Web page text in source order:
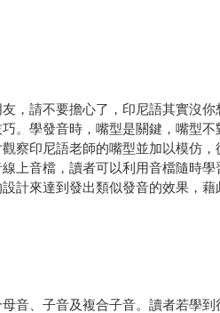
，請不要擔心了，印尼語其實沒你
。學發音時，嘴型是關鍵，嘴型
察印尼語老師的嘴型並加以模仿
上音檔，讀者可以利用音檔隨時學
計來達到發出類似發音的效果，藉
音、子音及複合子音。讀者若學到